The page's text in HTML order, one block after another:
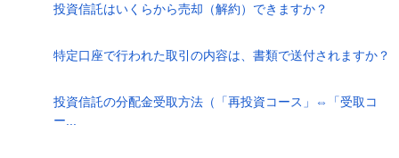
投資信託はいくらから売却（解約）できますか？
特定口座で行われた取引の内容は、書類で送付されますか？
投資信託の分配金受取方法（「再投資コース」⇔「受取コ
ー...